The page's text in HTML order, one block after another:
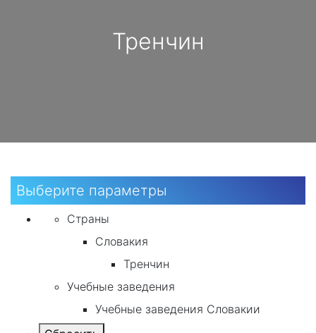
Тренчин
Выберите параметры
Страны
Словакия
Тренчин
Учебные заведения
Учебные заведения Словакии